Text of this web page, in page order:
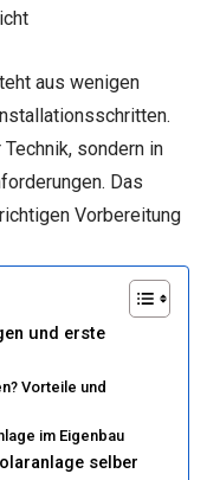
aus wenigen
sondern in
Das
Vorbereitung
und erste
Vorteile und
im Eigenbau
selber